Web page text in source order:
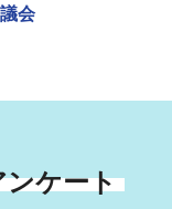
会
ケート